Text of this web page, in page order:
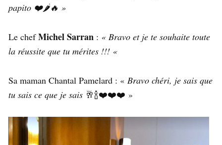
papito ❤️🌶🔥 »
Le chefMichel Sarran : « Bravo et je te souhaite toute
la réussite que tu mérites !!! «
Sa maman Chantal Pamelard : « Bravo chéri, je sais que
tu sais ce que je sais 🥂🍾❤️❤️❤️ »